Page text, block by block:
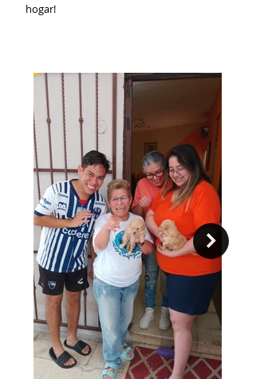
hogar!